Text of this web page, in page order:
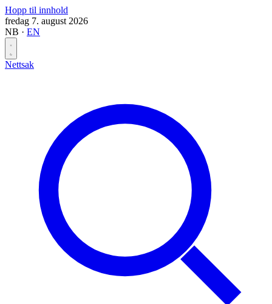
Hopp til innhold
fredag 7. august 2026
NB · EN
Nettsak